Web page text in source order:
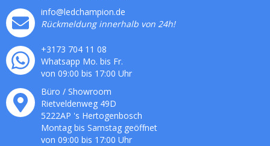
info@ledchampion.de
Rückmeldung innerhalb von 24h!
+3173 704 11 08
Whatsapp Mo. bis Fr.
von 09:00 bis 17:00 Uhr
Büro / Showroom
Rietveldenweg 49D
5222AP 's Hertogenbosch
Montag bis Samstag geöffnet
von 09:00 bis 17:00 Uhr